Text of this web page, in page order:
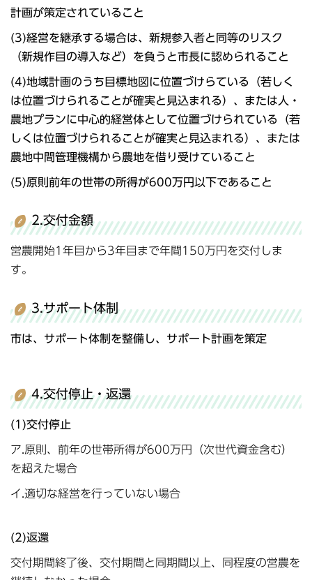
計画が策定されていること
(3)経営を継承する場合は、新規参入者と同等のリスク
（新規作目の導入など）を負うと市長に認められること
(4)地域計画のうち目標地図に位置づけらている（若しく
は位置づけられることが確実と見込まれる）、または人・
農地プランに中心的経営体として位置づけられている（若
しくは位置づけられることが確実と見込まれる）、または
農地中間管理機構から農地を借り受けていること
(5)原則前年の世帯の所得が600万円以下であること
2.交付金額
営農開始1年目から3年目まで年間150万円を交付しま
す。
3.サポート体制
市は、サポート体制を整備し、サポート計画を策定
4.交付停止・返還
(1)交付停止
ア.原則、前年の世帯所得が600万円（次世代資金含む）
を超えた場合
イ.適切な経営を行っていない場合
(2)返還
交付期間終了後、交付期間と同期間以上、同程度の営農を